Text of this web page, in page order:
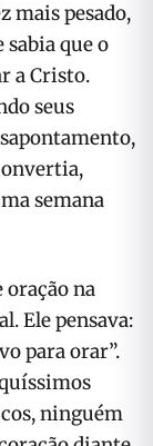
mais pesado,
sabia que o
a Cristo.
seus
semana
oração na
Ele pensava:
para orar”.
ninguém